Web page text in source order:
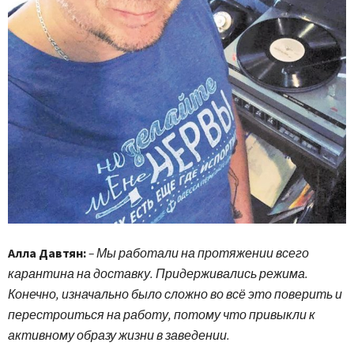
Алла Давтян:– Мы работали на протяжении всего
карантина на доставку. Придерживались режима.
Конечно, изначально было сложно во всё это поверить и
перестроиться на работу, потому что привыкли к
активному образу жизни в заведении.